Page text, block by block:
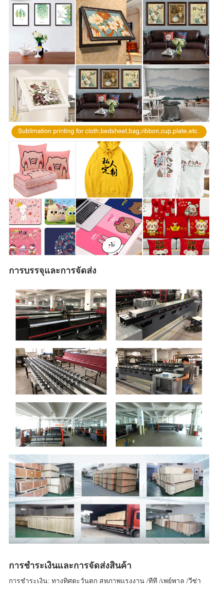
การบรรจุและการจัดส่ง
การชำระเงินและการจัดส่งสินค้า
การชำระเงิน: ทางทิศตะวันตก สหภาพแรงงาน /ทีที /เพย์พาล /วีซ่า